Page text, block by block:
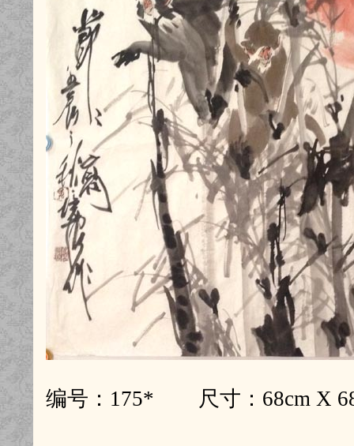
编号：175* 尺寸：68cm X